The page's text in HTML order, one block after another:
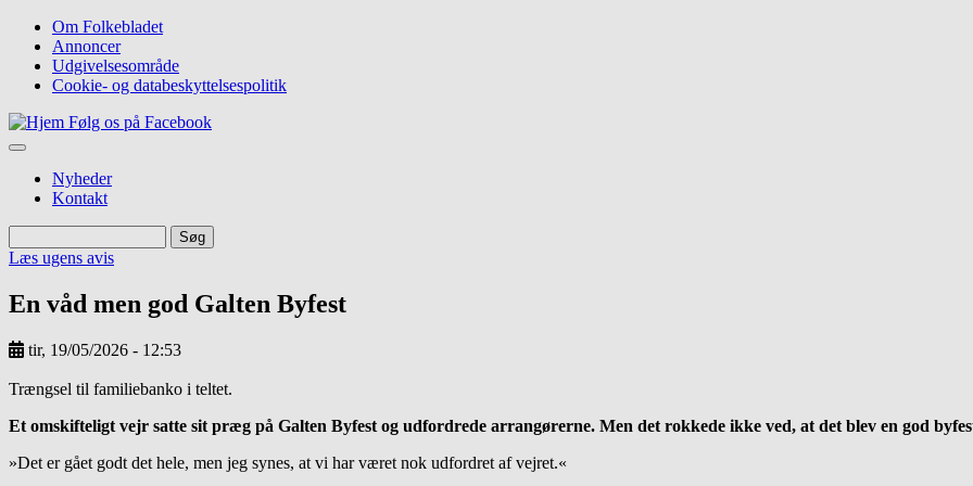
hovedindhold
Top
navigation
Om Folkebladet
Annoncer
Udgivelsesområde
Cookie- og databeskyttelsespolitik
Følg os på Facebook
Nyheder
Kontakt
Søg
Læs ugens avis
En våd men god Galten Byfest
tir, 19/05/2026 - 12:53
Trængsel til familiebanko i teltet.
Et omskifteligt vejr satte sit præg på Galten Byfest og udfordrede arrangørerne. Men det rokkede ikke ved, at det blev en god
»Det er gået godt det hele, men jeg synes, at vi har været nok udfordret af vejret.«